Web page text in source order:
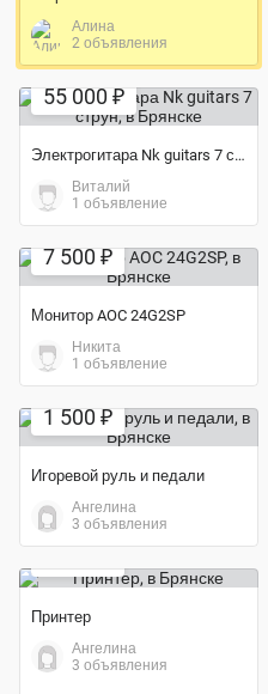
Алина
2 объявления
55 000 ₽
Электрогитара Nk guitars 7 струн
Виталий
1 объявление
7 500 ₽
Монитор AOC 24G2SP
Никита
1 объявление
1 500 ₽
Игоревой руль и педали
Ангелина
3 объявления
Принтер
Ангелина
3 объявления